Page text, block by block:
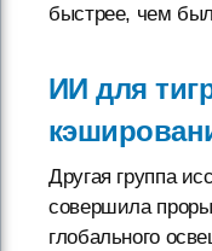
быстрее, чем
ИИ для
Другая группа
совершила
глобального